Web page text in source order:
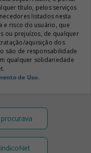
título, pelos serviços
listados nesta
e risco do usuário, que
ou prejuízos, de qualquer
aquisição dos
são de responsabilidade
qualquer solidariedade
de Uso.